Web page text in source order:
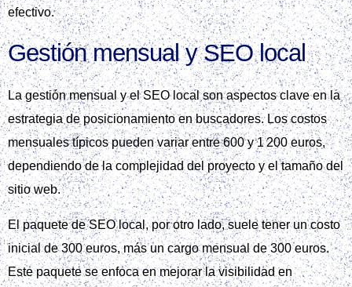
efectivo.
Gestión mensual y SEO local
La gestión mensual y el SEO local son aspectos clave en la
estrategia de posicionamiento en buscadores. Los costos
mensuales típicos pueden variar entre 600 y 1 200 euros,
dependiendo de la complejidad del proyecto y el tamaño del
sitio web.
El paquete de SEO local, por otro lado, suele tener un costo
inicial de 300 euros, más un cargo mensual de 300 euros.
Este paquete se enfoca en mejorar la visibilidad en